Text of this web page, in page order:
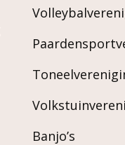
Banjo’s